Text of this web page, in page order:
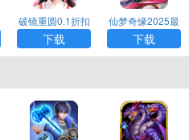
破镜重圆0.1折扣
版手游下载
下载
仙梦奇缘2025最
新版手游下载
下载